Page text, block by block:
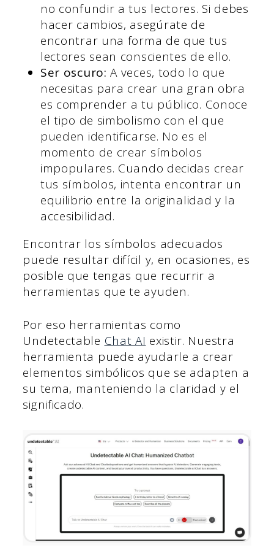
no confundir a tus lectores. Si debes
hacer cambios, asegúrate de
encontrar una forma de que tus
lectores sean conscientes de ello.
Ser oscuro:A veces, todo lo que
necesitas para crear una gran obra
es comprender a tu público. Conoce
el tipo de simbolismo con el que
pueden identificarse. No es el
momento de crear símbolos
impopulares. Cuando decidas crear
tus símbolos, intenta encontrar un
equilibrio entre la originalidad y la
accesibilidad.
Encontrar los símbolos adecuados
puede resultar difícil y, en ocasiones, es
posible que tengas que recurrir a
herramientas que te ayuden.
Por eso herramientas como
Undetectable Chat AI existir. Nuestra
herramienta puede ayudarle a crear
elementos simbólicos que se adapten a
su tema, manteniendo la claridad y el
significado.